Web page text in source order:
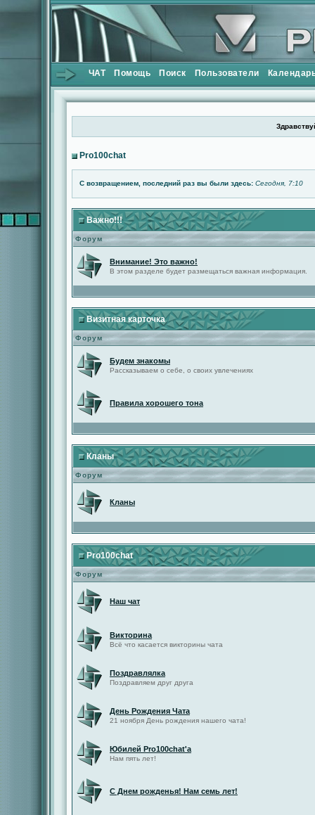
ЧАТ Помощь Поиск Пользователи
Pro100chat
С возвращением, последний раз вы были здесь: Сегодня, 7:10
Важно!!!
Форум
Внимание! Это важно!
В этом разделе будет размещаться важная информация.
Визитная карточка
Форум
Будем знакомы
Рассказываем о себе, о своих увлечениях
Правила хорошего тона
Кланы
Форум
Кланы
Pro100chat
Форум
Наш чат
Викторина
Всё что касается викторины чата
Поздравлялка
Поздравляем друг друга
День Рождения Чата
21 ноября День рождения нашего чата!
Юбилей Pro100chat'а
Нам пять лет!
С Днем рожденья! Нам семь лет!